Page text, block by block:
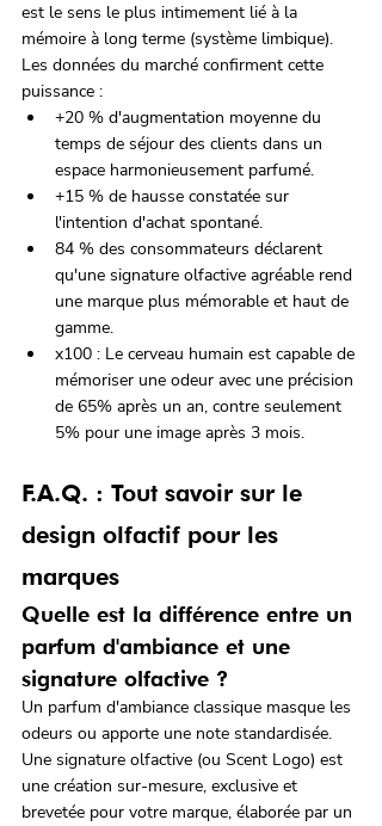
est le sens le plus intimement lié à la
mémoire à long terme (système limbique).
Les données du marché confirment cette
puissance :
+20 % d'augmentation moyenne du
temps de séjour des clients dans un
espace harmonieusement parfumé.
+15 % de hausse constatée sur
l'intention d'achat spontané.
84 % des consommateurs déclarent
qu'une signature olfactive agréable rend
une marque plus mémorable et haut de
gamme.
x100 : Le cerveau humain est capable de
mémoriser une odeur avec une précision
de 65% après un an, contre seulement
5% pour une image après 3 mois.
F.A.Q. : Tout savoir sur le
design olfactif pour les
marques
Quelle est la différence entre un
parfum d'ambiance et une
signature olfactive ?
Un parfum d'ambiance classique masque les
odeurs ou apporte une note standardisée.
Une signature olfactive (ou Scent Logo) est
une création sur-mesure, exclusive et
brevetée pour votre marque, élaborée par un